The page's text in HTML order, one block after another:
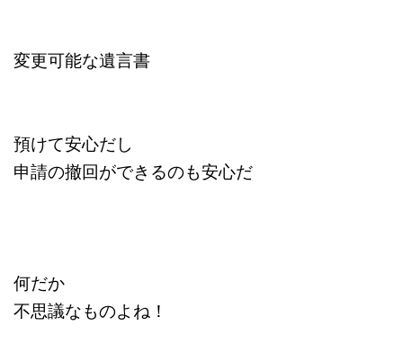
変更可能な遺言書
預けて安心だし
申請の撤回ができるのも安心だ
何だか
不思議なものよね！